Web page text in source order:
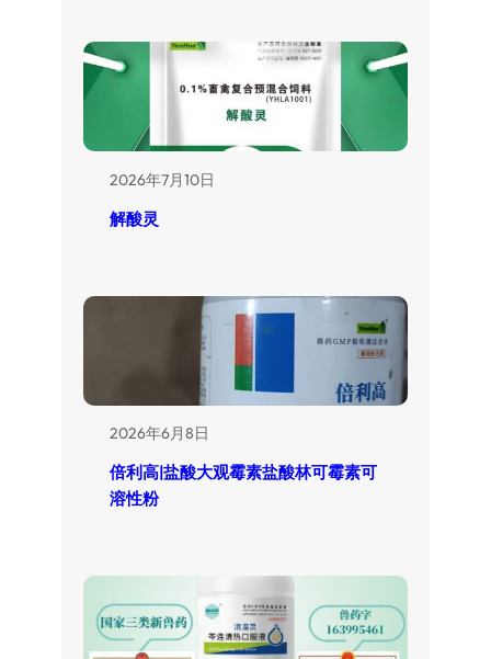
2026年7月10日
解酸灵
2026年6月8日
倍利高|盐酸大观霉素盐酸林可霉素可
溶性粉